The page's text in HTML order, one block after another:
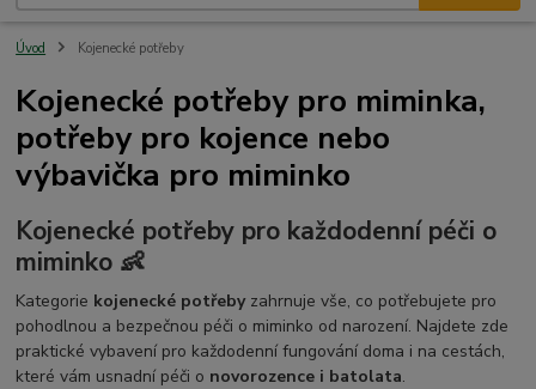
Úvod Kojenecké potřeby
Kojenecké potřeby pro miminka,
potřeby pro kojence nebo
výbavička pro miminko
Kojenecké potřeby pro každodenní péči o
miminko 👶
Kategorie kojenecké potřebyzahrnuje vše, co potřebujete pro
pohodlnou a bezpečnou péči o miminko od narození. Najdete zde
praktické vybavení pro každodenní fungování doma i na cestách,
které vám usnadní péči o novorozence i batolata.